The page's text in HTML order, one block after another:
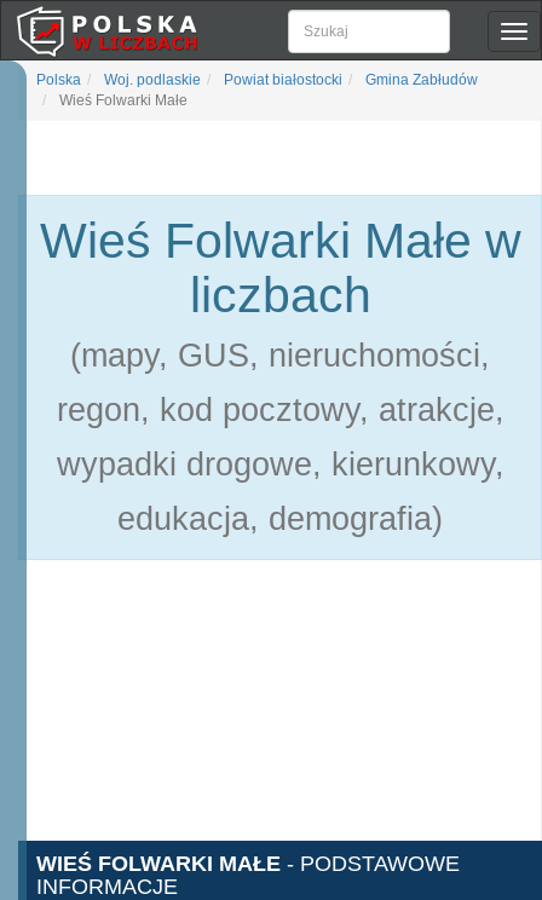
Polska Woj. podlaskie Powiat białostocki
Gmina Zabłudów
Wieś Folwarki Małe
Wieś Folwarki Małe w
liczbach
(mapy, GUS, nieruchomości,
regon, kod pocztowy, atrakcje,
wypadki drogowe, kierunkowy,
edukacja, demografia)
WIEŚ FOLWARKI MAŁE - PODSTAWOWE
INFORMACJE